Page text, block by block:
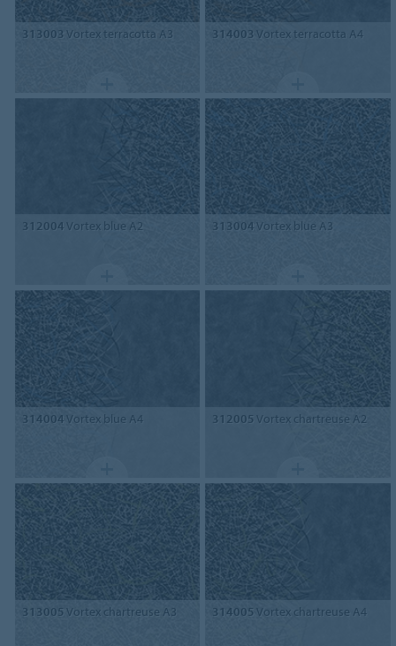
313003 Vortex terracotta A3 314003 Vortex terracotta A4
312004 Vortex blue A2 313004 Vortex blue A3
314004 Vortex blue A4 312005 Vortex chartreuse A2
313005 Vortex chartreuse A3 314005 Vortex chartreuse A4